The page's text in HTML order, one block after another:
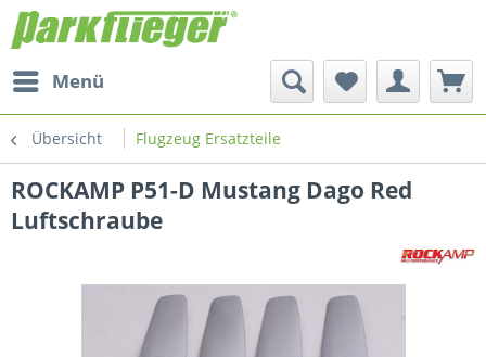
Menü
Übersicht Flugzeug Ersatzteile
ROCKAMP P51-D Mustang Dago Red
Luftschraube